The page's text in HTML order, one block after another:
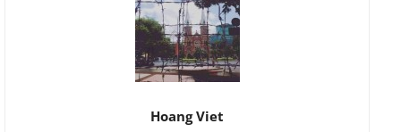
Hoang Viet